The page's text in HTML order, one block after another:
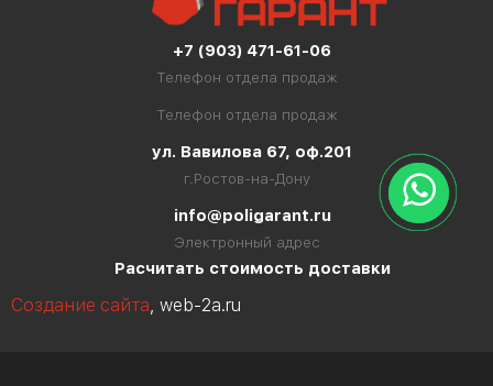
+7 (903) 471-61-06
Телефон отдела продаж
Телефон отдела продаж
ул. Вавилова 67, оф.201
г.Ростов-на-Дону
info@poligarant.ru
Электронный адрес
Расчитать стоимость доставки
Создание сайта, web-2a.ru